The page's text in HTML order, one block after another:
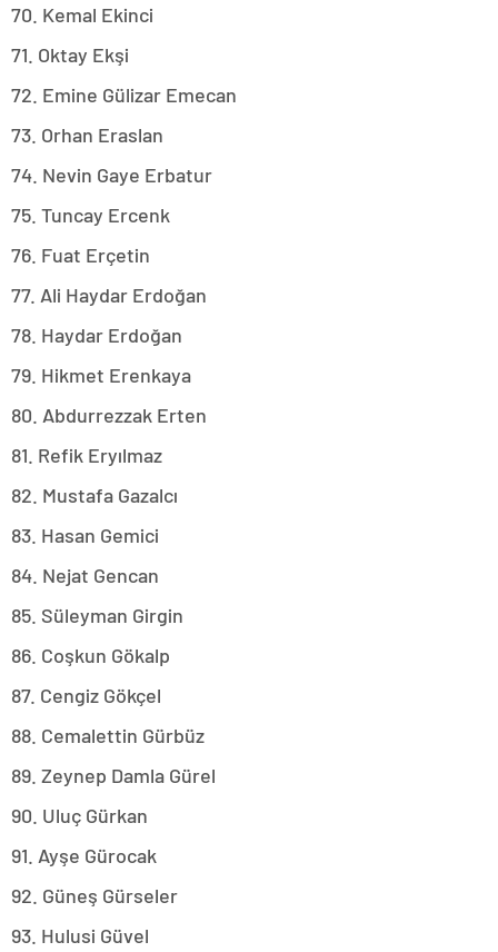
70. Kemal Ekinci
71. Oktay Ekşi
72. Emine Gülizar Emecan
73. Orhan Eraslan
74. Nevin Gaye Erbatur
75. Tuncay Ercenk
76. Fuat Erçetin
77. Ali Haydar Erdoğan
78. Haydar Erdoğan
79. Hikmet Erenkaya
80. Abdurrezzak Erten
81. Refik Eryılmaz
82. Mustafa Gazalcı
83. Hasan Gemici
84. Nejat Gencan
85. Süleyman Girgin
86. Coşkun Gökalp
87. Cengiz Gökçel
88. Cemalettin Gürbüz
89. Zeynep Damla Gürel
90. Uluç Gürkan
91. Ayşe Gürocak
92. Güneş Gürseler
93. Hulusi Güvel